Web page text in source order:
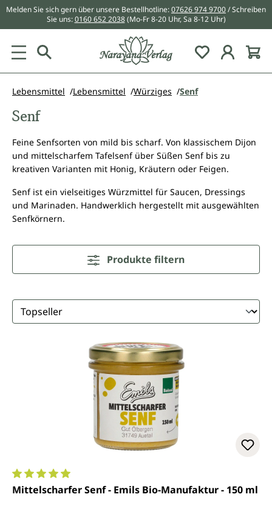
springen
Melden Sie sich gern über unsere Bestellhotline:07626 974 9700/ Schreiben
Sie uns:0160 652 2038 (Mo-Fr 8-20 Uhr, Sa 8-12 Uhr)
Du hast 0
Lebensmittel Lebensmittel Würziges Senf
Senf
Feine Senfsorten von mild bis scharf. Von klassischem Dijon
und mittelscharfem Tafelsenf über Süßen Senf bis zu
kreativen Varianten mit Honig, Kräutern oder Feigen.
Senf ist ein vielseitiges Würzmittel für Saucen, Dressings
und Marinaden. Handwerklich hergestellt mit ausgewählten
Senfkörnern.
Produkte filtern
Durchschnittliche Bewertung von 5 von 5 Sternen
Mittelscharfer Senf - Emils Bio-Manufaktur - 150 ml